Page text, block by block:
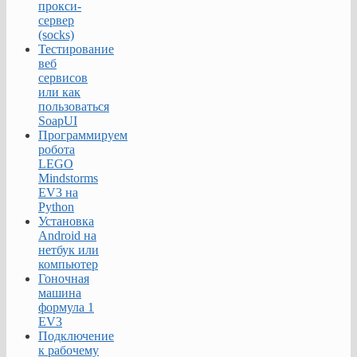
Дополнительные
возможности:
установка
и
удаление
программного
обеспечения
на
компьютерах
в
домене;
настройка
параметров
программного
обеспечения
для
компьютеров
и
пользователей;
прокси-
сервер
(socks)
Тестирование
веб
сервисов
или как
пользоваться
SoapUI
Программируем
робота
LEGO
Mindstorms
EV3 на
Python
Установка
Android на
нетбук или
компьютер
Гоночная
машина
формула 1
EV3
Подключение
к рабочему